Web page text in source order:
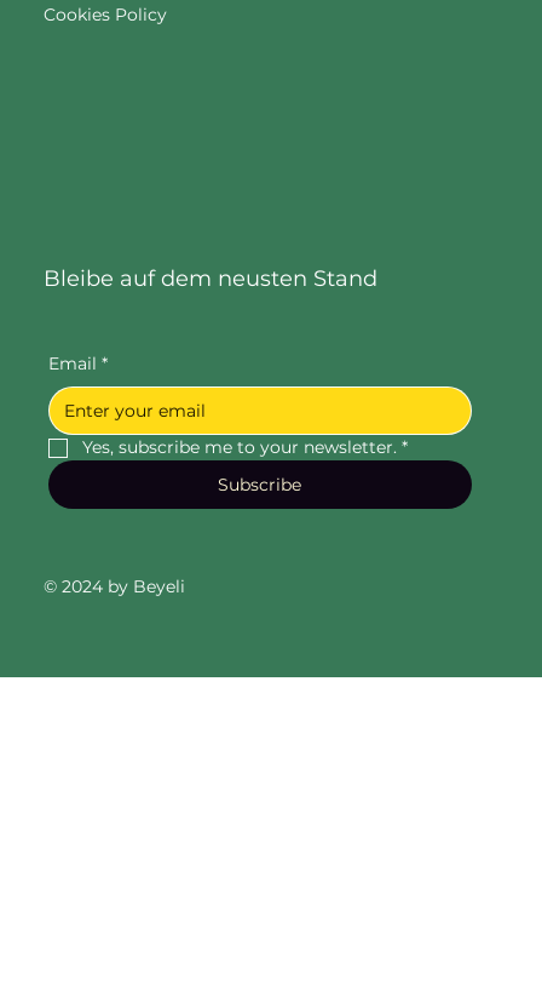
Cookies Policy
Bleibe auf dem neusten Stand
Email *
Yes, subscribe me to your newsletter. *
Subscribe
© 2024 by Beyeli